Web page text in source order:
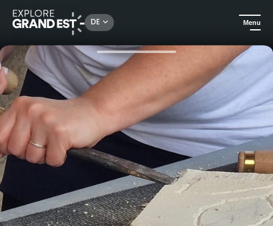
DE Menu
Sehenswertes in der Region Grand Est Steinbildhauerei-Workshop